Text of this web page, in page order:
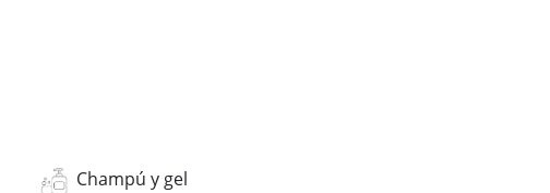
Champú y gel